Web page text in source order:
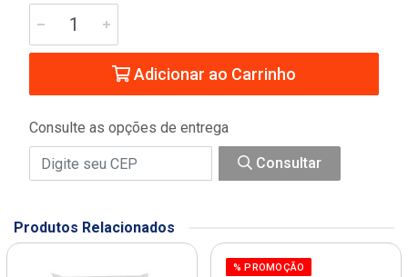
Adicionar ao Carrinho
Consulte as opções de entrega
Consultar
Produtos Relacionados
% PROMOÇÃO